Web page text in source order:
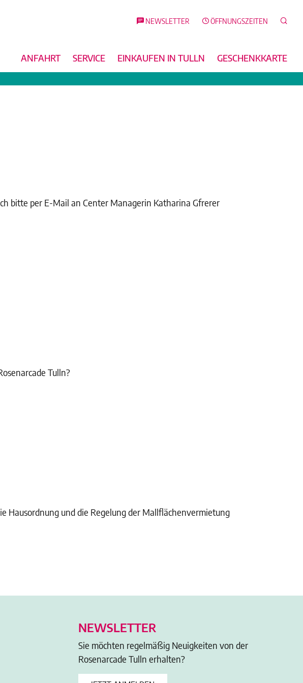
NEWSLETTER ÖFFNUNGSZEITEN
ANFAHRT SERVICE EINKAUFEN IN TULLN GESCHENKKARTE
bitte per E-Mail an Center Managerin Katharina Gfrerer
Tulln?
Hausordnung und die Regelung der Mallflächenvermietung
NEWSLETTER
Sie möchten regelmäßig Neuigkeiten von der
Rosenarcade Tulln erhalten?